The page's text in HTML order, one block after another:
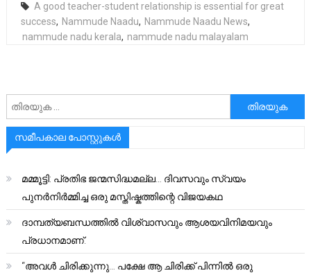
A good teacher-student relationship is essential for great
success, Nammude Naadu, Nammude Naadu News,
nammude nadu kerala, nammude nadu malayalam
അനേഷിക്കുക
സമീപകാല പോസ്റ്റുകൾ
മമ്മൂട്ടി: പ്രതിഭ ജന്മസിദ്ധമല്ല… ദിവസവും സ്വയം
പുനർനിർമ്മിച്ച ഒരു മസ്തിഷ്കത്തിന്റെ വിജയകഥ
ദാമ്പത്യബന്ധത്തിൽ വിശ്വാസവും ആശയവിനിമയവും
പ്രധാനമാണ്.
“അവൾ ചിരിക്കുന്നു… പക്ഷേ ആ ചിരിക്ക് പിന്നിൽ ഒരു